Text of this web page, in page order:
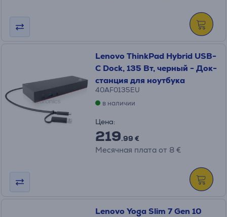
Lenovo ThinkPad Hybrid USB-
C Dock, 135 Вт, черный - Док-
станция для ноутбука
40AF0135EU
в наличии
Цена:
219.99 €
Месячная плата от 8 €
Lenovo Yoga Slim 7 Gen 10